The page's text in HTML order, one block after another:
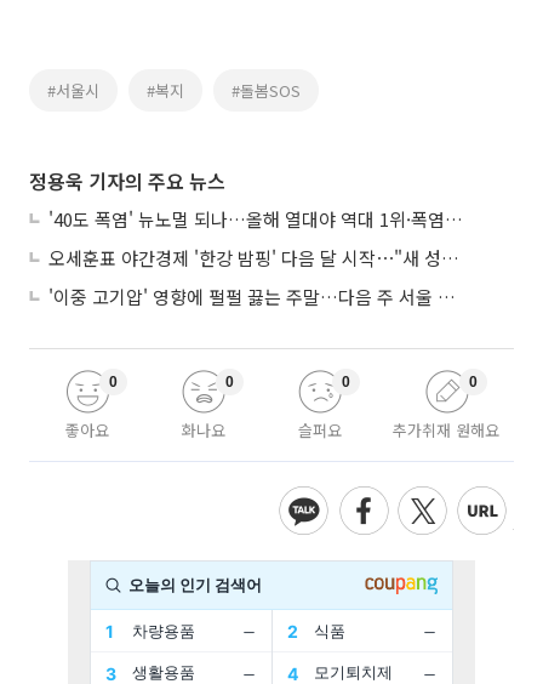
#서울시 #복지 #돌봄SOS
정용욱 기자의 주요 뉴스
'40도 폭염' 뉴노멀 되나…올해 열대야 역대 1위·폭염일수 평년 3배 넘어
오세훈표 야간경제 '한강 밤핑' 다음 달 시작⋯"새 성장동력 만들 것"
'이중 고기압' 영향에 펄펄 끓는 주말…다음 주 서울 포함 서쪽이 더 덥다
좋아요
0
화나요
0
슬퍼요
0
추가취재 원해요
0